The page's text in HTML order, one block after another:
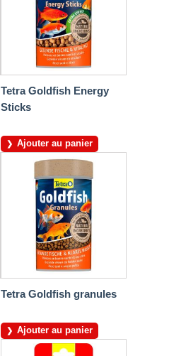
Tetra Goldfish Energy
Sticks
Ajouter au panier
Tetra Goldfish granules
Ajouter au panier